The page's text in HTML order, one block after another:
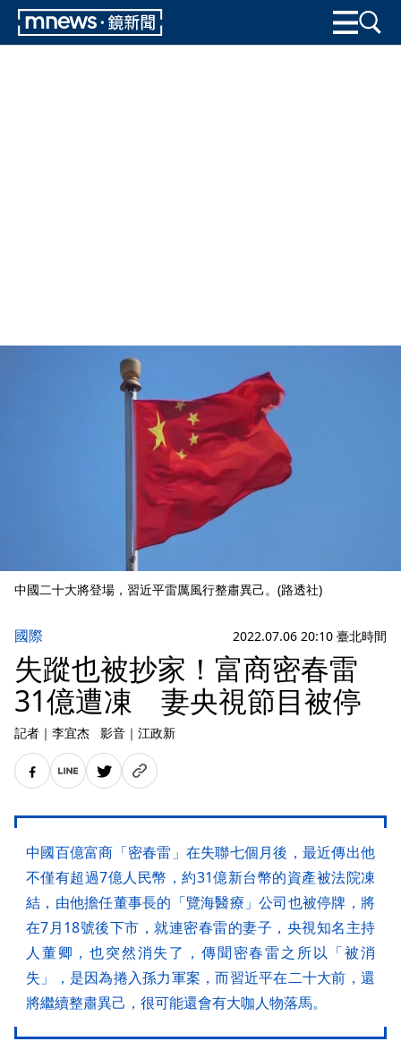
中國二十大將登場，習近平雷厲風行整肅異己。(路透社)
國際 2022.07.06 20:10 臺北時間
失蹤也被抄家！富商密春雷
31億遭凍 妻央視節目被停
記者 ｜ 李宜杰 影音 ｜ 江政新
中國百億富商「密春雷」在失聯七個月後，最近傳出他
不僅有超過7億人民幣，約31億新台幣的資產被法院凍
結，由他擔任董事長的「覽海醫療」公司也被停牌，將
在7月18號後下市，就連密春雷的妻子，央視知名主持
人董卿，也突然消失了，傳聞密春雷之所以「被消
失」，是因為捲入孫力軍案，而習近平在二十大前，還
將繼續整肅異己，很可能還會有大咖人物落馬。